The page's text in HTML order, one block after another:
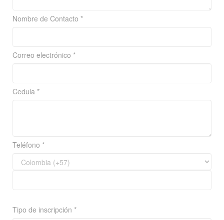
Nombre de Contacto *
Correo electrónico *
Cedula *
Teléfono *
Tipo de inscripción *